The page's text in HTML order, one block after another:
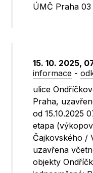
ÚMČ Praha 03
15. 10. 2025,
informace -
ulice
Praha,
od 15.10.2025
etapa
Čajkovského /
uzavřena
objekty